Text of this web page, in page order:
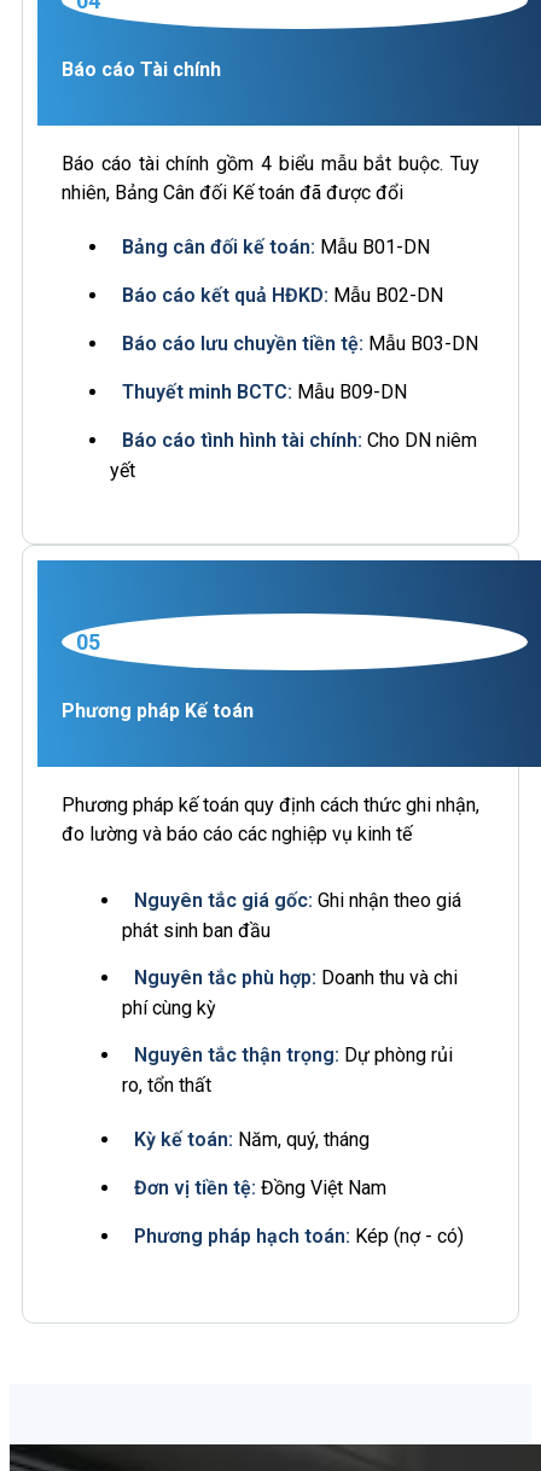
Báo cáo Tài chính
Báo cáo tài chính gồm 4 biểu mẫu bắt buộc. Tuy
nhiên, Bảng Cân đối Kế toán đã được đổi
Bảng cân đối kế toán: Mẫu B01-DN
Báo cáo kết quả HĐKD: Mẫu B02-DN
Báo cáo lưu chuyền tiền tệ: Mẫu B03-DN
Thuyết minh BCTC: Mẫu B09-DN
Báo cáo tình hình tài chính: Cho DN niêm
yết
05
Phương pháp Kế toán
Phương pháp kế toán quy định cách thức ghi nhận,
đo lường và báo cáo các nghiệp vụ kinh tế
Nguyên tắc giá gốc: Ghi nhận theo giá
phát sinh ban đầu
Nguyên tắc phù hợp: Doanh thu và chi
phí cùng kỳ
Nguyên tắc thận trọng: Dự phòng rủi
ro, tổn thất
Kỳ kế toán: Năm, quý, tháng
Đơn vị tiền tệ: Đồng Việt Nam
Phương pháp hạch toán: Kép (nợ - có)